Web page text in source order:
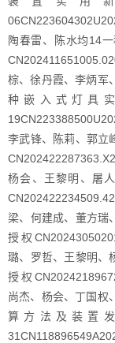
陶春雷、陈水均14
棕、徐丹霞、李炳军
种嵌入式灯具实
李武锋、陈莉、郭立
杨会、王黎明、屠
梁、何建成、董方瑞
授权
璐、罗哲、王黎明、
授权
尚杰、杨会、丁国权
算方法及装置发